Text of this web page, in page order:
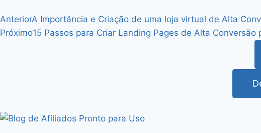
AnteriorA Importância e Criação de uma loja virtual de Alta
Próximo15 Passos para Criar Landing Pages de Alta Conversão